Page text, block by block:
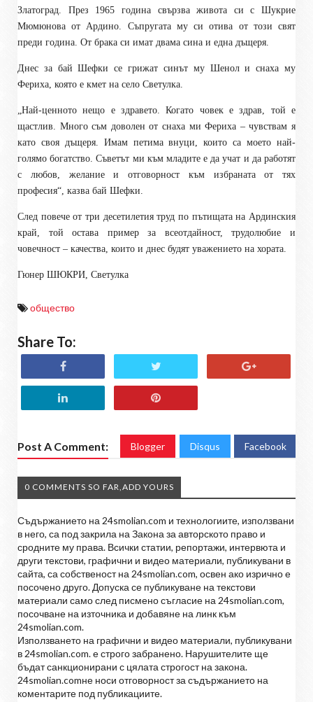
Златоград. През 1965 година свързва живота си с Шукрие
Мюмюнова от Ардино. Съпругата му си отива от този свят
преди година. От брака си имат двама сина и една дъщеря.
Днес за бай Шефки се грижат синът му Шенол и снаха му
Фериха, която е кмет на село Светулка.
„Най-ценното нещо е здравето. Когато човек е здрав, той е
щастлив. Много съм доволен от снаха ми Фериха – чувствам я
като своя дъщеря. Имам петима внуци, които са моето най-
голямо богатство. Съветът ми към младите е да учат и да работят
с любов, желание и отговорност към избраната от тях
професия“, казва бай Шефки.
След повече от три десетилетия труд по пътищата на Ардинския
край, той остава пример за всеотдайност, трудолюбие и
човечност – качества, които и днес будят уважението на хората.
Гюнер ШЮКРИ, Светулка
общество
Share To:
Post A Comment: Blogger Disqus Facebook
0 COMMENTS SO FAR,ADD YOURS
Съдържанието на 24smolian.com и технологиите, използвани
в него, са под закрила на Закона за авторското право и
сродните му права. Всички статии, репортажи, интервюта и
други текстови, графични и видео материали, публикувани в
сайта, са собственост на 24smolian.com, освен ако изрично е
посочено друго. Допуска се публикуване на текстови
материали само след писмено съгласие на 24smolian.com,
посочване на източника и добавяне на линк към
24smolian.com.
Използването на графични и видео материали, публикувани
в 24smolian.com. е строго забранено. Нарушителите ще
бъдат санкционирани с цялата строгост на закона.
24smolian.comне носи отговорност за съдържанието на
коментарите под публикациите.